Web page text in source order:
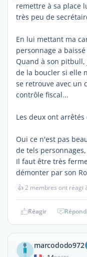
remettre à sa place
très peu de
En lui mettant ma
personnage a
Quand à son
de la boucler si elle
se retrouve avec un
contrôle fiscal...
Les deux ont arrêtés
Oui ce n'est pas
de tels
Il faut être très
démonter par son
👍2 membres ont réagi
Réagir
marcododo972